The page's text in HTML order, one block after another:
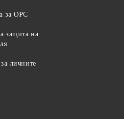
за ОРС
защита на
личните